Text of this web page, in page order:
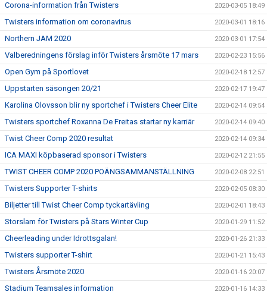
Corona-information från Twisters 2020-03-05 18:49
Twisters information om coronavirus 2020-03-01 18:16
Northern JAM 2020 2020-03-01 17:54
Valberedningens förslag inför Twisters årsmöte 17 mars 2020-02-23 15:56
Open Gym på Sportlovet 2020-02-18 12:57
Uppstarten säsongen 20/21 2020-02-17 19:47
Karolina Olovsson blir ny sportchef i Twisters Cheer Elite 2020-02-14 09:54
Twisters sportchef Roxanna De Freitas startar ny karriär 2020-02-14 09:40
Twist Cheer Comp 2020 resultat 2020-02-14 09:34
ICA MAXI köpbaserad sponsor i Twisters 2020-02-12 21:55
TWIST CHEER COMP 2020 POÄNGSAMMANSTÄLLNING 2020-02-08 22:51
Twisters Supporter T-shirts 2020-02-05 08:30
Biljetter till Twist Cheer Comp tyckartävling 2020-02-01 18:43
Storslam för Twisters på Stars Winter Cup 2020-01-29 11:52
Cheerleading under Idrottsgalan! 2020-01-26 21:33
Twisters supporter T-shirt 2020-01-21 15:43
Twisters Årsmöte 2020 2020-01-16 20:07
Stadium Teamsales information 2020-01-16 14:33